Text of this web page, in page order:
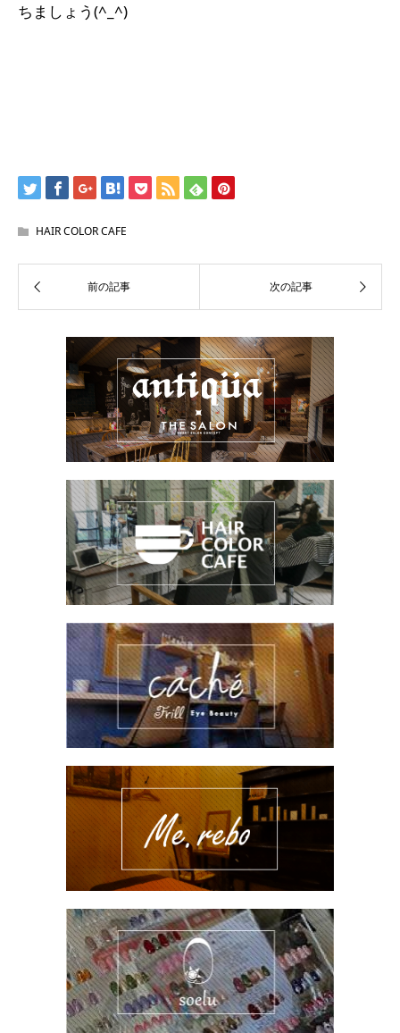
ちましょう(^_^)
HAIR COLOR CAFE